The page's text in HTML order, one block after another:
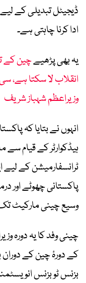
ڈیجیٹل تبدیلی کے لیے
ادا کرنا چاہتی ہے۔
یہ بھی پڑھیےچین کے
وزیراعظم شہباز شریف
انہوں نے بتایا کہ
ہیڈکوارٹر کے قیام
ٹرانسفارمیشن کے لیے
پاکستانی چھوٹے اور
وسیع چینی مارکیٹ
کے دورۂ چین کے
بزنس ٹو بزنس